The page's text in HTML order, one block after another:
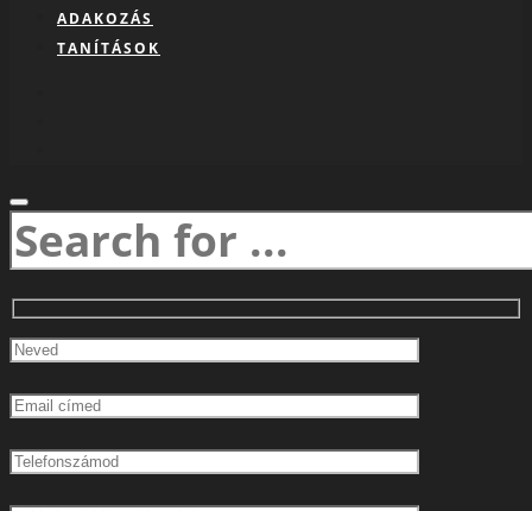
ADAKOZÁS
TANÍTÁSOK